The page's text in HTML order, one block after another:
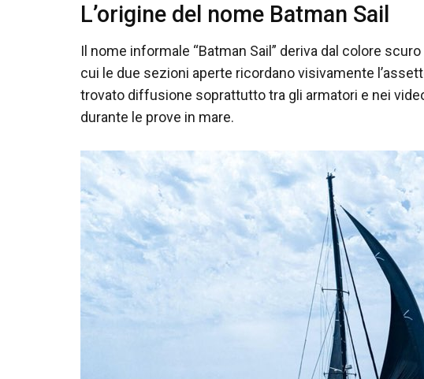
L’origine del nome Batman Sail
Il nome informale “Batman Sail” deriva dal colore
cui le due sezioni aperte ricordano visivamente
trovato diffusione soprattutto tra gli armatori e nei
durante le prove in mare.